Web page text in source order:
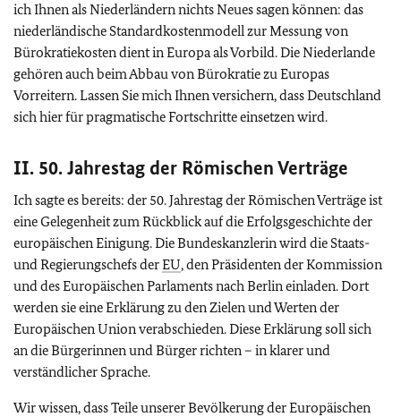
ich Ihnen als Niederländern nichts Neues sagen können: das
niederländische Standardkostenmodell zur Messung von
Bürokratiekosten dient in Europa als Vorbild. Die Niederlande
gehören auch beim Abbau von Bürokratie zu Europas
Vorreitern. Lassen Sie mich Ihnen versichern, dass Deutschland
sich hier für pragmatische Fortschritte einsetzen wird.
II. 50. Jahrestag der Römischen Verträge
Ich sagte es bereits: der 50. Jahrestag der Römischen Verträge ist
eine Gelegenheit zum Rückblick auf die Erfolgsgeschichte der
europäischen Einigung. Die Bundeskanzlerin wird die Staats-
und Regierungschefs derEU, den Präsidenten der Kommission
und des Europäischen Parlaments nach Berlin einladen. Dort
werden sie eine Erklärung zu den Zielen und Werten der
Europäischen Union verabschieden. Diese Erklärung soll sich
an die Bürgerinnen und Bürger richten – in klarer und
verständlicher Sprache.
Wir wissen, dass Teile unserer Bevölkerung der Europäischen